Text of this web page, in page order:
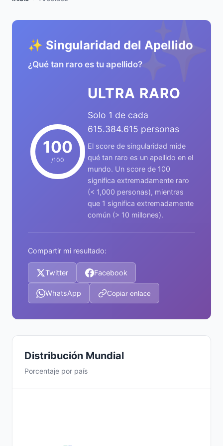
✨
✨ Singularidad del Apellido
¿Qué tan raro es tu apellido?
100
/100
ULTRA RARO
Solo 1 de cada
615.384.615 personas
El score de singularidad mide
qué tan raro es un apellido en el
mundo. Un score de 100
significa extremadamente raro
(< 1,000 personas), mientras
que 1 significa extremadamente
común (> 10 millones).
Compartir mi resultado:
Twitter Facebook
WhatsApp Copiar enlace
Distribución Mundial
Porcentaje por país